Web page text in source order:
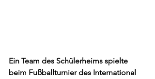
Ein Team des Schülerheims spielte
beim Fußballturnier des International